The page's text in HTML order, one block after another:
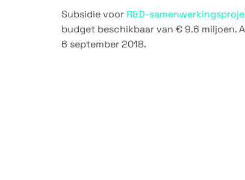
Subsidie voor R&D-
budget beschikbaar van € 9.6 miljoen.
6 september 2018.